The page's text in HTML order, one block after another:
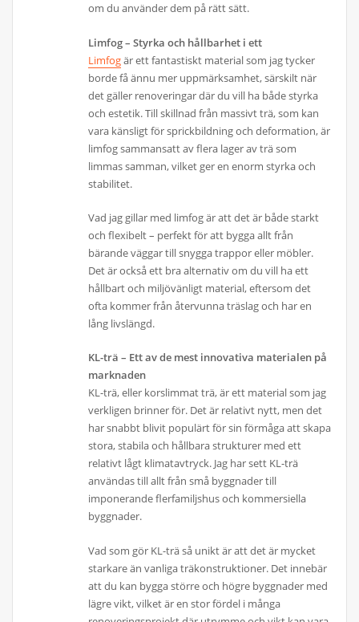
om du använder dem på rätt sätt.
Limfog – Styrka och hållbarhet i ett
Limfogär ett fantastiskt material som jag tycker
borde få ännu mer uppmärksamhet, särskilt när
det gäller renoveringar där du vill ha både styrka
och estetik. Till skillnad från massivt trä, som kan
vara känsligt för sprickbildning och deformation, är
limfog sammansatt av flera lager av trä som
limmas samman, vilket ger en enorm styrka och
stabilitet.
Vad jag gillar med limfog är att det är både starkt
och flexibelt – perfekt för att bygga allt från
bärande väggar till snygga trappor eller möbler.
Det är också ett bra alternativ om du vill ha ett
hållbart och miljövänligt material, eftersom det
ofta kommer från återvunna träslag och har en
lång livslängd.
KL-trä – Ett av de mest innovativa materialen på
marknaden
KL-trä, eller korslimmat trä, är ett material som jag
verkligen brinner för. Det är relativt nytt, men det
har snabbt blivit populärt för sin förmåga att skapa
stora, stabila och hållbara strukturer med ett
relativt lågt klimatavtryck. Jag har sett KL-trä
användas till allt från små byggnader till
imponerande flerfamiljshus och kommersiella
byggnader.
Vad som gör KL-trä så unikt är att det är mycket
starkare än vanliga träkonstruktioner. Det innebär
att du kan bygga större och högre byggnader med
lägre vikt, vilket är en stor fördel i många